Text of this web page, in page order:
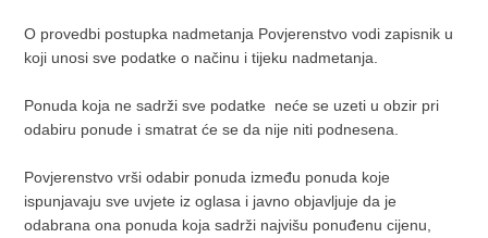
O provedbi postupka nadmetanja Povjerenstvo vodi zapisnik u
koji unosi sve podatke o načinu i tijeku nadmetanja.
Ponuda koja ne sadrži sve podatke neće se uzeti u obzir pri
odabiru ponude i smatrat će se da nije niti podnesena.
Povjerenstvo vrši odabir ponuda između ponuda koje
ispunjavaju sve uvjete iz oglasa i javno objavljuje da je
odabrana ona ponuda koja sadrži najvišu ponuđenu cijenu,